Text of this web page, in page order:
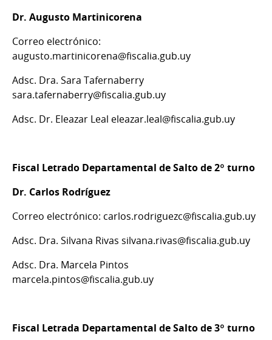
Dr. Augusto Martinicorena
Correo electrónico:
augusto.martinicorena@fiscalia.gub.uy
Adsc. Dra. Sara Tafernaberry
sara.tafernaberry@fiscalia.gub.uy
Adsc. Dr. Eleazar Leal eleazar.leal@fiscalia.gub.uy
Fiscal Letrado Departamental de Salto de 2º turno
Dr. Carlos Rodríguez
Correo electrónico: carlos.rodriguezc@fiscalia.gub.uy
Adsc. Dra. Silvana Rivas silvana.rivas@fiscalia.gub.uy
Adsc. Dra. Marcela Pintos
marcela.pintos@fiscalia.gub.uy
Fiscal Letrada Departamental de Salto de 3º turno